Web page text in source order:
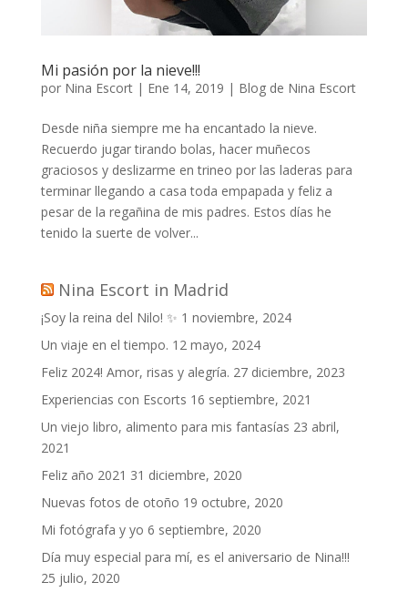
Mi pasión por la nieve!!!
por Nina Escort| Ene 14, 2019 | Blog de Nina Escort
Desde niña siempre me ha encantado la nieve.
Recuerdo jugar tirando bolas, hacer muñecos
graciosos y deslizarme en trineo por las laderas para
terminar llegando a casa toda empapada y feliz a
pesar de la regañina de mis padres. Estos días he
tenido la suerte de volver...
Nina Escort in Madrid
¡Soy la reina del Nilo! ✨ 1 noviembre, 2024
Un viaje en el tiempo. 12 mayo, 2024
Feliz 2024! Amor, risas y alegría. 27 diciembre, 2023
Experiencias con Escorts 16 septiembre, 2021
Un viejo libro, alimento para mis fantasías 23 abril,
2021
Feliz año 2021 31 diciembre, 2020
Nuevas fotos de otoño 19 octubre, 2020
Mi fotógrafa y yo 6 septiembre, 2020
Día muy especial para mí, es el aniversario de Nina!!!
25 julio, 2020